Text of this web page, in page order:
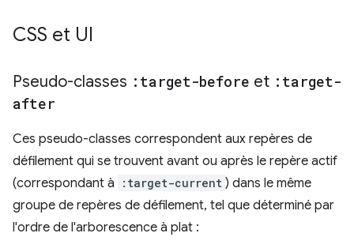
CSS et UI
Pseudo-classes :target-before et :target-
after
Ces pseudo-classes correspondent aux repères de
défilement qui se trouvent avant ou après le repère actif
(correspondant à
:target-current ) dans le même
groupe de repères de défilement, tel que déterminé par
l'ordre de l'arborescence à plat :